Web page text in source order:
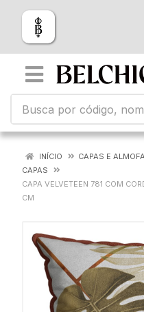
INÍCIO
CAPAS E
CAPAS
CAPA VELVETEEN 781 COM
CM